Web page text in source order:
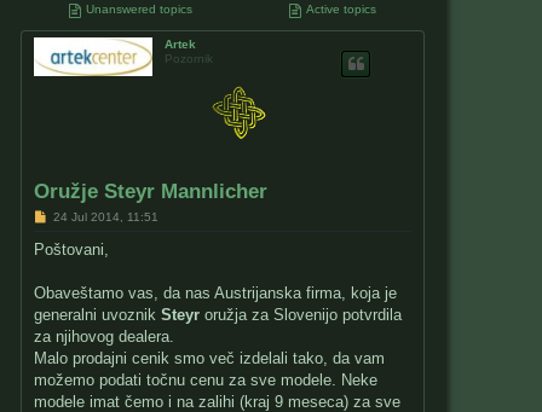
Unanswered topics Active topics
Artek
Pozornik
Oružje Steyr Mannlicher
P
s
t
24 Jul 2014, 11:51
Poštovani,
Obaveštamo vas, da nas Austrijanska firma, koja je
generalni uvoznik Steyr oružja za Slovenijo potvrdila
za njihovog dealera.
Malo prodajni cenik smo več izdelali tako, da vam
možemo podati točnu cenu za sve modele. Neke
modele imat čemo i na zalihi (kraj 9 meseca) za sve